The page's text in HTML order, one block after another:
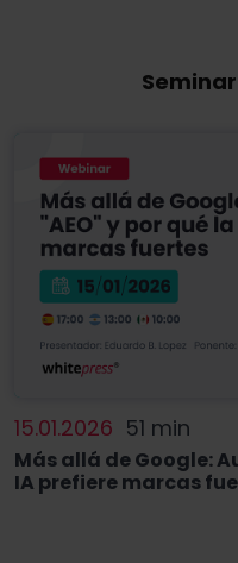
15.01.2026 51 min
Más allá de Google:
IA prefiere marcas